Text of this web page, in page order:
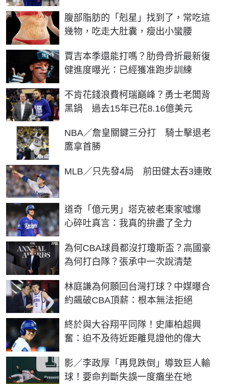
腹部脂肪的「剋星」找到了，常吃這
幾物，吃走大肚囊，瘦出小蠻腰
PR
賈吉本季還能打嗎？肋骨骨折最新復
健進度曝光：已經獲准跑步訓練
不肯花錢浪費柯瑞巔峰？勇士老闆背
黑鍋 過去15年已花8.16億美元
NBA／詹皇關鍵三分打 騎士擊退老
鷹拿首勝
MLB／只先發4局 前田健太吞3連敗
道奇「億元男」塔克被老東家噓爆
心碎吐真言：我真的拚盡了全力
為何CBA球員都沒打瓊斯盃？高國豪
為何打白隊？張承中一次說清楚
林庭謙為何願回台灣打球？中媒曝合
約飆破CBA頂薪：根本無法拒絕
終於與大谷翔平同隊！史庫柏超興
奮：迫不及待近距離見證他的偉大
影／李政厚「再見跌倒」導致巨人輸
球！要命判斷失誤一度癱坐在地